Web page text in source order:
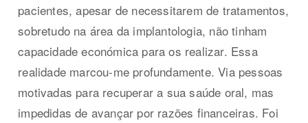
pacientes, apesar de necessitarem de tratamentos,
sobretudo na área da implantologia, não tinham
capacidade económica para os realizar. Essa
realidade marcou-me profundamente. Via pessoas
motivadas para recuperar a sua saúde oral, mas
impedidas de avançar por razões financeiras. Foi